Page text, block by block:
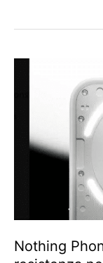
Nothing